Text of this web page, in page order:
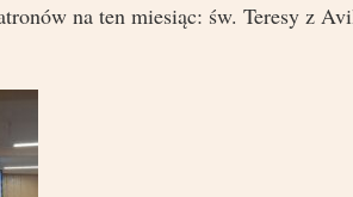
na ten miesiąc: św. Teresy z